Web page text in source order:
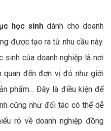
học sinh dành cho doanh
được tạo ra từ nhu cầu này.
sinh của doanh nghiệp là nơi
quan đến đơn vị đó như giới
phẩm… Đây là điều kiện để
cũng như đối tác có thể dễ
rõ về doanh nghiệp đồng